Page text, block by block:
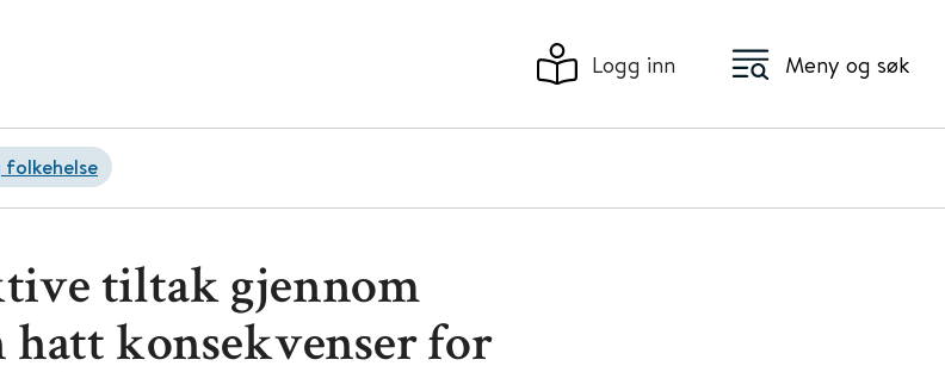
Logg inn Meny og søk
folkehelse
tiltak gjennom
hatt konsekvenser for